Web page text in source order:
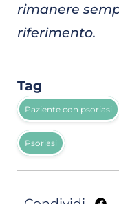
rimanere
riferimento.
Tag
Paziente con psoriasi
Psoriasi